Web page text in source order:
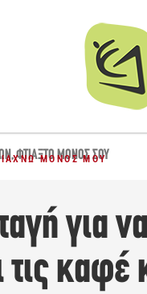
,ΦΤΙΆΞΤΟ ΜΌΝΟΣ ΣΟΥ
ΜΌΝΟΣ ΜΟΥ
για
καφέ